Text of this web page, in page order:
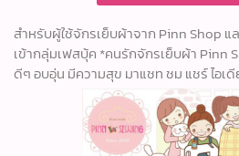
สำหรับผู้ใช้จักรเย็บผ้าจาก Pinn Shop
เข้ากลุ่มเฟสบุ้ค *คนรักจักรเย็บผ้า Pinn
ดีๆ อบอุ่น มีความสุข มาแชท ชม แชร์ ไอเ